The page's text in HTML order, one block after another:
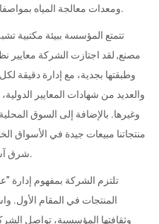
ومعدات معالجة المياه بمواصفات مختلفة تزيد عن 600000 مجموعة.
تتمتع المؤسسة ببيئة مكتبية
سطح المكتب الصغير PS-STR-10 مصنع, لقد اجتازت الشركة معايير
منتجاتنا مبيعات جيدة في الأسواق
شرق آسيا، أوروبا الشرقية، والشرق الأوسط.
تلتزم الشركة بمفهوم إدارة
المنتجات في المقام الأول.
وثقافتها المؤسسية، تواصل